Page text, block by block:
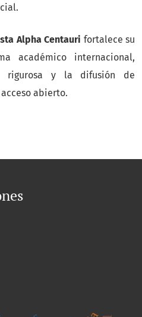
Alpha Centauri fortalece su
académico internacional,
rigurosa y la difusión de
abierto.